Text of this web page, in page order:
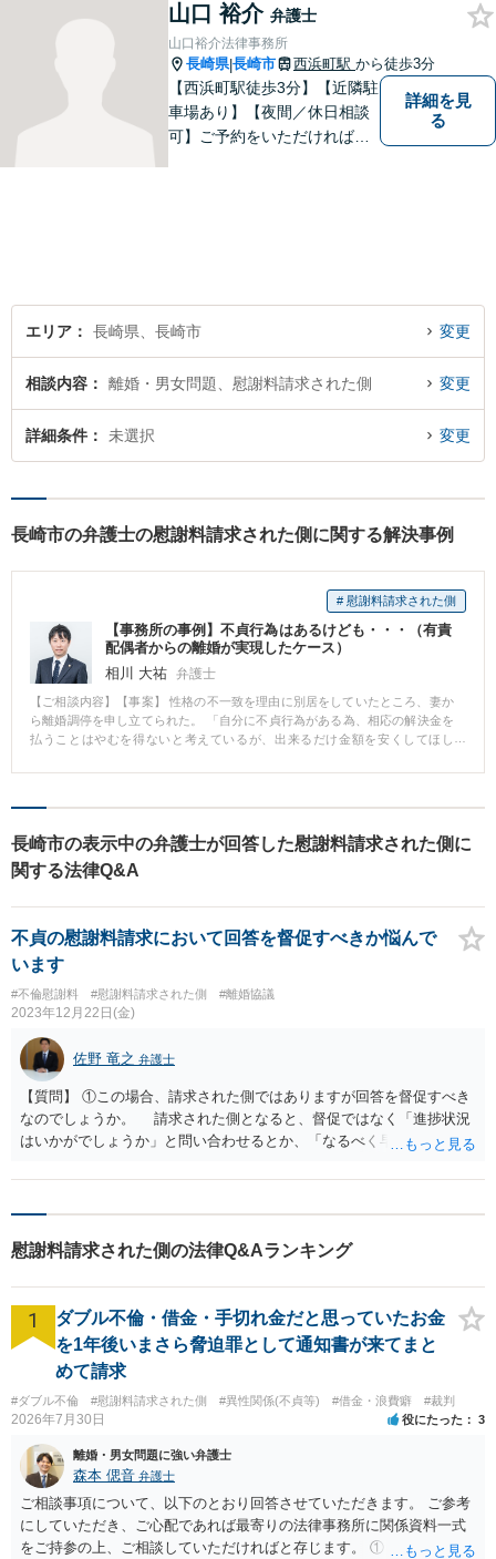
い、解決まで二人三脚でサポ
ートします。◆近隣駐車場あ
り
山口 裕介 弁護士
山口裕介法律事務所
長崎県|長崎市 西浜町駅 から徒歩3分
【西浜町駅徒歩3分】【近隣駐
車場あり】【夜間／休日相談
可】ご予約をいただければ、
詳細を見
る
エリア 長崎県、長崎市 変更
相談内容 離婚・男女問題、慰謝料請求された側 変更
詳細条件 未選択 変更
長崎市の弁護士の慰謝料請求された側に関する解決事例
# 慰謝料請求された側
【事務所の事例】不貞行為はあるけども・・・（有責
配偶者からの離婚が実現したケース）
相川 大祐 弁護士
【ご相談内容】【事案】 性格の不一致を理由に別居をしていたところ、妻か
ら離婚調停を申し立てられた。 「自分に不貞行為がある為、相応の解決金を
払うことはやむを得ないと考えているが、出来るだけ金額を安くしてほし
公務員であった為、財産分与の部分で退職金や共済年金等、分与する財産が
長崎市の表示中の弁護士が回答した慰謝料請求された側に
関する法律Q&A
不貞の慰謝料請求において回答を督促すべきか悩んで
います
#不倫慰謝料 #慰謝料請求された側 #離婚協議
2023年12月22日(金)
佐野 竜之 弁護士
【質問】 ①この場合、請求された側ではありますが回答を督促すべき
なのでしょうか。 請求された側となると、督促ではなく「進捗状況
はいかがでしょうか」と問い合わせるとか、「なるべく早めにお返事
す。 督促して、相手が感情的になると困るので。 なお、合意の当
がかかるのはやむを得ないかもしれません。 ②相手方の考慮で、内容
もあり金融機関もあいていないので現実的ではありませんが、考慮し
てもらえる事情なのでしょうか。 通常は、合意書作成からある程度
の期間をあけた日を支払日とすると思います。 ただ、内諾していた
支払日に支払う前提だったと思いますので、お金が用意できている前
提で支払日を決めることにはなると思います。それでも１週間くらい
後にするが常識的かと思いますし、金融機関の休業日は考慮されるべ
きです。 ※担当弁護士様からは、「明日までに」というような状況に
なる可能性はある。その場合はこちらからお願いして日付を変えても
らう。と伺っておりますが、相手都合の支払い日超過はこちらからお
願いするものなのでしょうか？ 交渉ですので、相手が自身の希望を
提示し、こちらがこちらの希望を提示することになります。 相手と
慰謝料請求された側の法律Q&Aランキング
1
ダブル不倫・借金・手切れ金だと思っていたお金
を1年後いまさら脅迫罪として通知書が来てまと
めて請求
#ダブル不倫 #慰謝料請求された側 #異性関係(不貞等) #借金・浪費癖 #裁判
2026年7月30日 役にたった 3
離婚・男女問題に強い弁護士
森本 偲音 弁護士
ご相談事項について、以下のとおり回答させていただきます。 ご参考
にしていただき、ご心配であれば最寄りの法律事務所に関係資料一式
をご持参の上、ご相談していただければと存じます。 ① このLINEの